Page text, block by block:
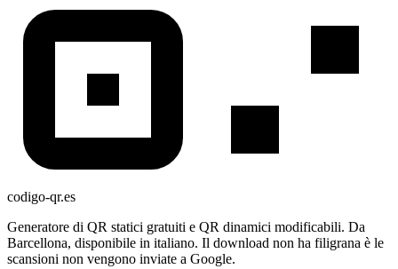
codigo-qr.es
Generatore di QR statici gratuiti e QR dinamici modificabili. Da
Barcellona, disponibile in italiano. Il download non ha filigrana è le
scansioni non vengono inviate a Google.